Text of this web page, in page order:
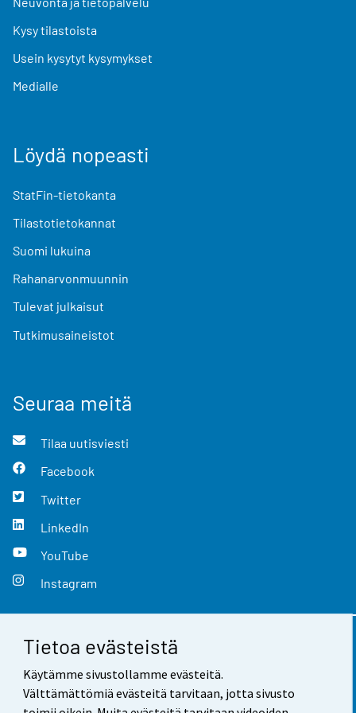
Tietoa evästeistä
Käytämme sivustollamme evästeitä.
Välttämättömiä evästeitä tarvitaan, jotta sivusto
Kysy tilastoista
Usein kysytyt kysymykset
Medialle
Löydä nopeasti
StatFin-tietokanta
Tilastotietokannat
Suomi lukuina
Rahanarvonmuunnin
Tulevat julkaisut
Tutkimusaineistot
Seuraa meitä
Tilaa uutisviesti
Facebook
Twitter
LinkedIn
YouTube
Instagram
Yhteystiedot
Palaute